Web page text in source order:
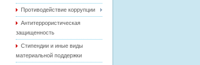
Противодействие коррупции
Антитеррористическая
защищенность
Стипендии и иные виды
материальной поддержки